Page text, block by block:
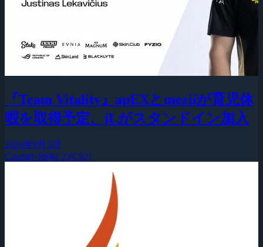
『Team Vitality』apEXとmeziiが育児休
暇を取得予定、jLがスタンドイン加入
2026年8月5日
Counter-Strike 2 (CS2)